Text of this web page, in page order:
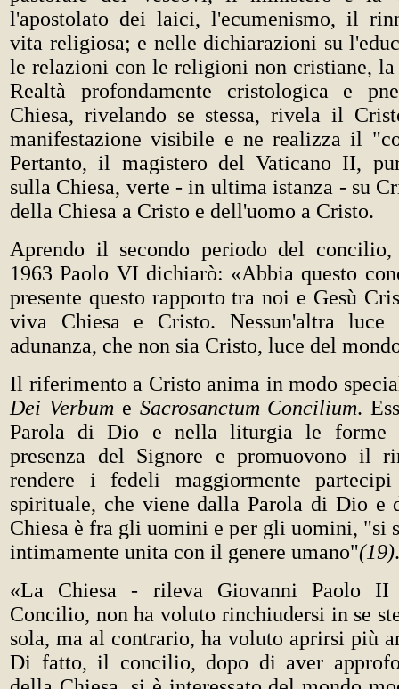
l'apostolato dei laici, l'ecumenismo, il
vita religiosa; e nelle dichiarazioni su
le relazioni con le religioni non cristiane,
Realtà profondamente cristologica e
Chiesa, rivelando se stessa, rivela il
manifestazione visibile e ne realizza il
Pertanto, il magistero del Vaticano II,
sulla Chiesa, verte - in ultima istanza - su
della Chiesa a Cristo e dell'uomo a Cristo.
Aprendo il secondo periodo del
1963 Paolo VI dichiarò: «Abbia questo
presente questo rapporto tra noi e Gesù
viva Chiesa e Cristo. Nessun'altra
adunanza, che non sia Cristo, luce del
Il riferimento a Cristo anima in modo
Dei Verbum e Sacrosanctum Concilium.
Parola di Dio e nella liturgia le forme
presenza del Signore e promuovono il
rendere i fedeli maggiormente
spirituale, che viene dalla Parola di Dio e
Chiesa è fra gli uomini e per gli uomini, "si
intimamente unita con il genere umano"(19).
«La Chiesa - rileva Giovanni Paolo
Concilio, non ha voluto rinchiudersi in se
sola, ma al contrario, ha voluto aprirsi più
Di fatto, il concilio, dopo di aver